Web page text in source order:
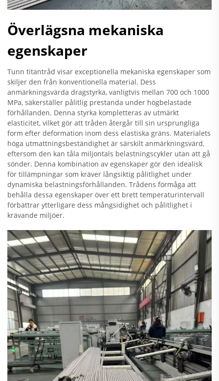
Överlägsna mekaniska
egenskaper
Tunn titantråd visar exceptionella mekaniska egenskaper som
skiljer den från konventionella material. Dess
anmärkningsvärda dragstyrka, vanligtvis mellan 700 och 1000
MPa, säkerställer pålitlig prestanda under högbelastade
förhållanden. Denna styrka kompletteras av utmärkt
elasticitet, vilket gör att tråden återgår till sin ursprungliga
form efter deformation inom dess elastiska gräns. Materialets
höga utmattningsbeständighet är särskilt anmärkningsvärd,
eftersom den kan tåla miljontals belastningscykler utan att gå
sönder. Denna kombination av egenskaper gör den idealisk
för tillämpningar som kräver långsiktig pålitlighet under
dynamiska belastningsförhållanden. Trådens förmåga att
behålla dessa egenskaper över ett brett temperaturintervall
förbättrar ytterligare dess mångsidighet och pålitlighet i
krävande miljöer.